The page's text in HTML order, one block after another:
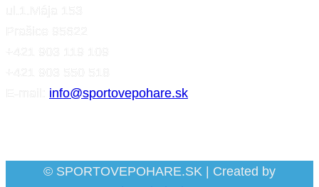
info@sportovepohare.sk
© SPORTOVEPOHARE.SK | Created by